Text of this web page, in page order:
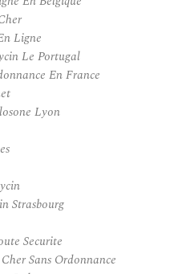
Ligne
Le Portugal
En France
Lyon
Strasbourg
Securite
Sans Ordonnance